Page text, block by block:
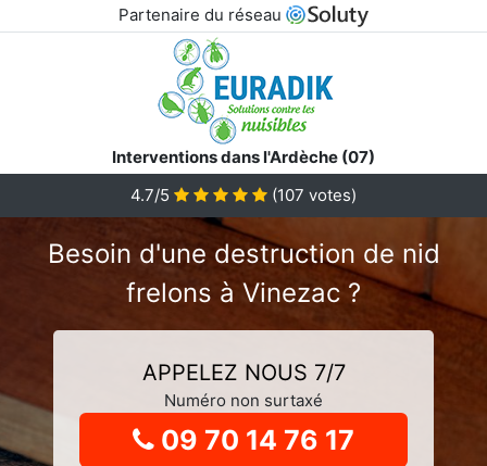
Partenaire du réseau
Interventions dans l'Ardèche (07)
4.7/5 (107 votes)
Besoin d'une destruction de nid
frelons à Vinezac ?
APPELEZ NOUS 7/7
Numéro non surtaxé
09 70 14 76 17